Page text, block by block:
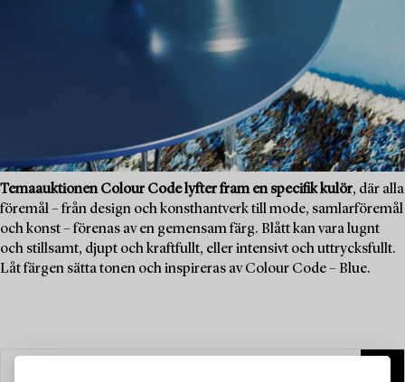
Temaauktionen Colour Code lyfter fram en specifik kulör, där alla
föremål – från design och konsthantverk till mode, samlarföremål
och konst – förenas av en gemensam färg. Blått kan vara lugnt
och stillsamt, djupt och kraftfullt, eller intensivt och uttrycksfullt.
Låt färgen sätta tonen och inspireras av Colour Code – Blue.